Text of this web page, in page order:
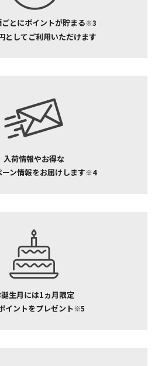
とにポイントが貯まる※3
としてご利用いただけます
入荷情報やお得な
ーン情報をお届けします※4
生月には1ヵ月限定
イントをプレゼント※5